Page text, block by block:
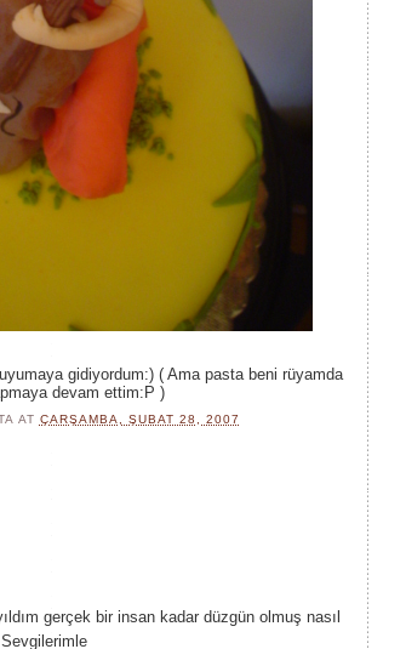
gidiyordum:) ( Ama pasta beni rüyamda
devam ettim:P )
AT ÇARŞAMBA, ŞUBAT 28, 2007
gerçek bir insan kadar düzgün olmuş nasıl
Sevgilerimle